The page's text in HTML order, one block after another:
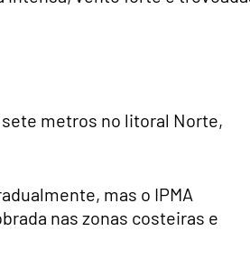
metros no litoral Norte,
mas o IPMA
nas zonas costeiras e